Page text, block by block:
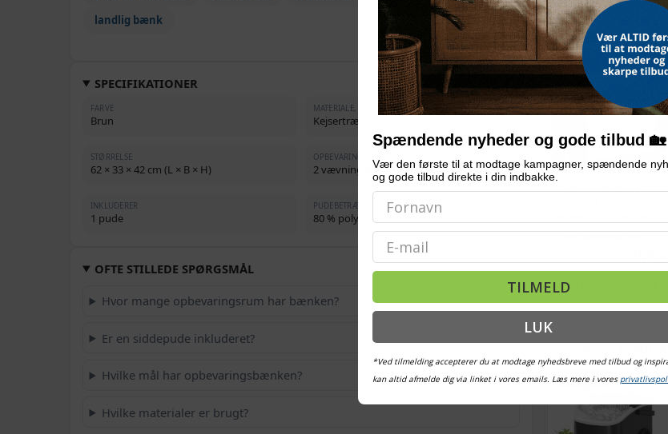
landlig bænk
SPECIFIKATIONER
FARVE
Brun
MATERIALE, RAMME
Kejsertræ
STØRRELSE
62 × 33 × 42 cm (L × B × H)
OPBEVARING
2 vævningskurve + 2 træskuffer
INKLUDERER
1 pude
PUDEBETRÆK
80 % polyester, 20 % bomuld
OFTE STILLEDE SPØRGSMÅL
Hvor mange opbevaringsrum har bænken?
Er en siddepude inkluderet?
Hvilke mål har opbevaringsbænken?
Hvilke materialer er brugt?
ALTERNATIVE
TILBUD
Opbevaringsbænk -
konstrueret træ
(2)
På lager
ANDRE
POPULÆR
Spændende nyheder og gode tilbud 🏡
Vær den første til at modtage kampagner, spændende
og gode tilbud direkte i din indbakke.
Email
TILMELD
LUK
*Ved tilmelding accepterer du at modtage nyhedsbreve med tilbud og
kan altid afmelde dig via linket i vores emails. Læs mere i vores